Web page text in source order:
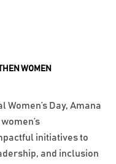
WOMEN
Day, Amana
initiatives to
and inclusion